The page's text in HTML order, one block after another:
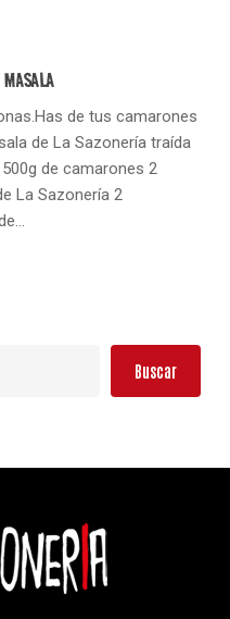
en el carrito.
de tus camarones
de La Sazonería traída
de camarones 2
La Sazonería 2
Buscar